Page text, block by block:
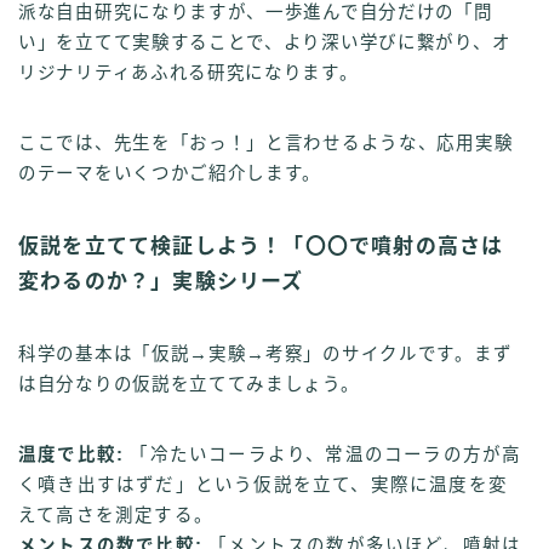
派な自由研究になりますが、一歩進んで自分だけの「問
い」を立てて実験することで、より深い学びに繋がり、オ
リジナリティあふれる研究になります。
ここでは、先生を「おっ！」と言わせるような、応用実験
のテーマをいくつかご紹介します。
仮説を立てて検証しよう！「〇〇で噴射の高さは
変わるのか？」実験シリーズ
科学の基本は「仮説→実験→考察」のサイクルです。まず
は自分なりの仮説を立ててみましょう。
温度で比較:
「冷たいコーラより、常温のコーラの方が高
く噴き出すはずだ」という仮説を立て、実際に温度を変
えて高さを測定する。